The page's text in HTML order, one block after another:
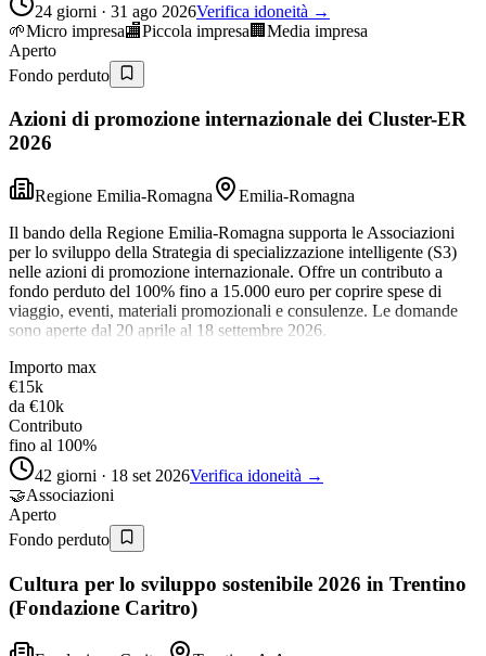
24 giorni · 31 ago 2026Verifica idoneità →
🌱Micro impresa🏬Piccola impresa 🏢 Media impresa
Aperto
Fondo perduto
Azioni di promozione internazionale dei Cluster-ER
2026
Regione Emilia-Romagna
Emilia-Romagna
Il bando della Regione Emilia-Romagna supporta le Associazioni
per lo sviluppo della Strategia di specializzazione intelligente (S3)
nelle azioni di promozione internazionale. Offre un contributo a
fondo perduto del 100% fino a 15.000 euro per coprire spese di
viaggio, eventi, materiali promozionali e consulenze. Le domande
sono aperte dal 20 aprile al 18 settembre 2026.
Importo max
€15k
da €10k
Contributo
fino al 100%
42 giorni · 18 set 2026Verifica idoneità →
🤝Associazioni
Aperto
Fondo perduto
Cultura per lo sviluppo sostenibile 2026 in Trentino
(Fondazione Caritro)